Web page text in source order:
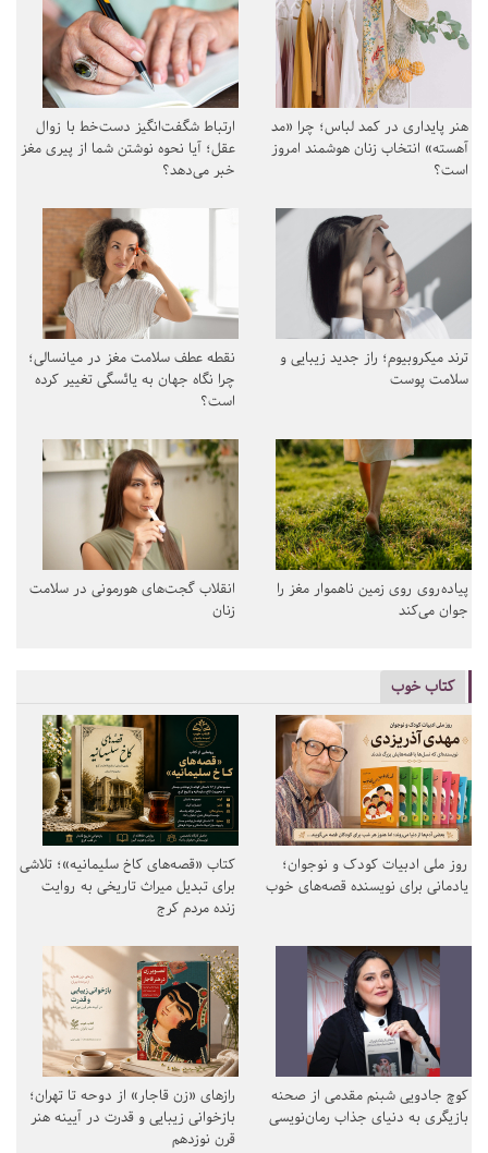
هنر پایداری در کمد لباس؛ چرا «مد
آهسته» انتخاب زنان هوشمند امروز
است؟
ارتباط شگفت‌انگیز دست‌خط با زوال
عقل؛ آیا نحوه نوشتن شما از پیری مغز
خبر می‌دهد؟
ترند میکروبیوم؛ راز جدید زیبایی و
سلامت پوست
نقطه عطف سلامت مغز در میانسالی؛
چرا نگاه جهان به یائسگی تغییر کرده
است؟
پیاده‌روی روی زمین ناهموار مغز را
جوان می‌کند
انقلاب گجت‌های هورمونی در سلامت
زنان
کتاب خوب
روز ملی ادبیات کودک و نوجوان؛
یادمانی برای نویسنده قصه‌های خوب
کتاب «قصه‌های کاخ سلیمانیه»؛ تلاشی
برای تبدیل میراث تاریخی به روایت
زنده مردم کرج
کوچ جادویی شبنم مقدمی از صحنه
بازیگری به دنیای جذاب رمان‌نویسی
رازهای «زن قاجار» از دوحه تا تهران؛
بازخوانی زیبایی و قدرت در آیینه هنر
قرن نوزدهم